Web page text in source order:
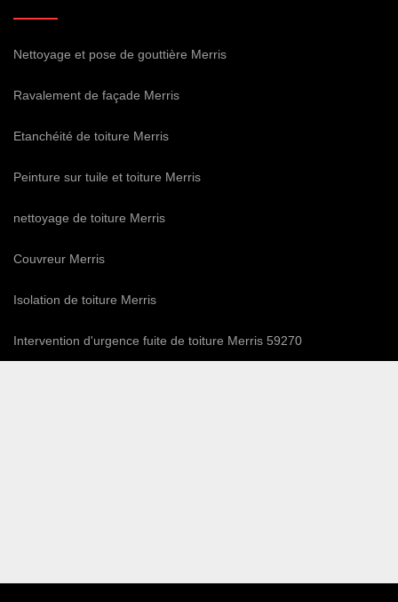
Nettoyage et pose de gouttière Merris
Ravalement de façade Merris
Etanchéité de toiture Merris
Peinture sur tuile et toiture Merris
nettoyage de toiture Merris
Couvreur Merris
Isolation de toiture Merris
Intervention d'urgence fuite de toiture Merris 59270